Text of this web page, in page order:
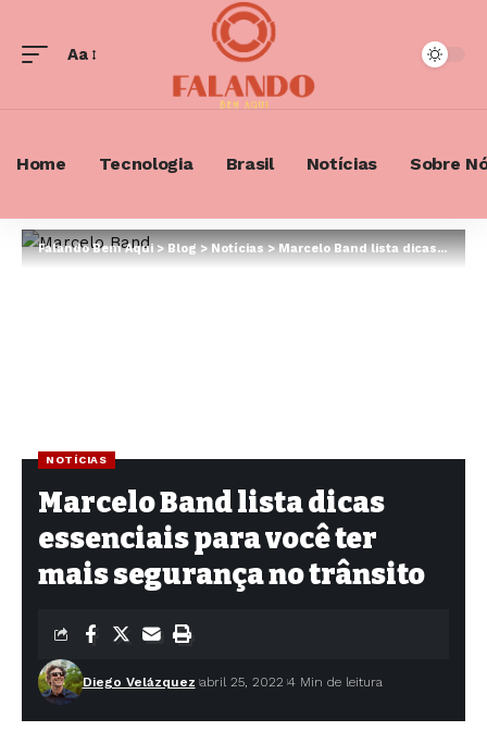
Font
Aa
Home Tecnologia Brasil Notícias Sobre
Falando Bem Aqui>Blog>Notícias>Marcelo Band lista dicas essenciais para você ter mais segurança no trânsito
NOTÍCIAS
Marcelo Band lista dicas
essenciais para você ter
mais segurança no trânsito
Diego Velázquez abril 25, 2022 4 Min de leitura